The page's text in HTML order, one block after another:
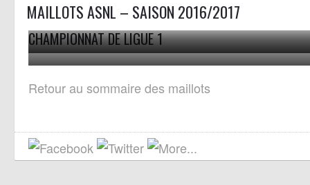
MAILLOTS ASNL – SAISON 2016/2017
CHAMPIONNAT DE LIGUE 1
maillot domicile porté Julien Cetout Nancy Nantes [collection
Maillot domicile porté et dédicacé par Sergey Chernik lors
match Nancy Toulouse [collection privée Xavinos]
Retour au sommaire des maillots